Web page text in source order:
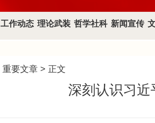
工作动态 理论武装 哲学社科 新闻宣传
重要文章 > 正文
深刻认识习近